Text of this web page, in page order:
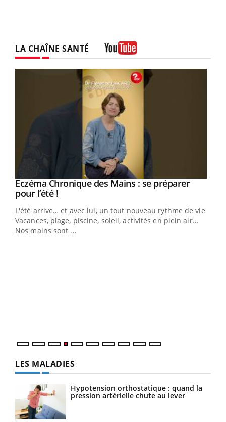
LA CHAÎNE SANTÉ
Youtube
Eczéma Chronique des Mains : se préparer
pour l’été !Youtube
L'été arrive… et avec lui, un tout nouveau rythme de vie !
Vacances, plage, piscine, soleil, activités en plein air…
Nos mains sont ...
LES MALADIES
Hypotension orthostatique : quand la
pression artérielle chute au lever